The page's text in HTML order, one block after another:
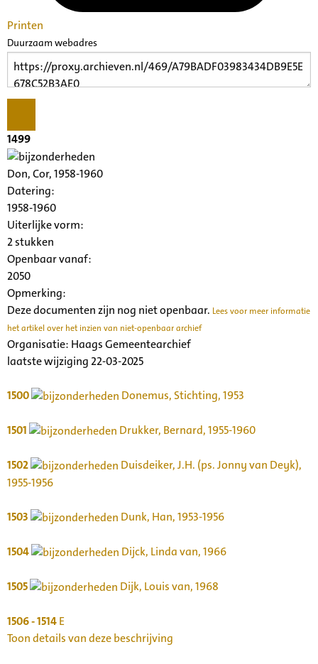
Printen
Duurzaam webadres
1499
Don, Cor, 1958-1960
Datering:
1958-1960
Uiterlijke vorm:
2 stukken
Openbaar vanaf:
2050
Opmerking:
Deze documenten zijn nog niet openbaar. Lees voor meer informatie
het artikel over het inzien van niet-openbaar archief
Organisatie: Haags Gemeentearchief
laatste wijziging 22-03-2025
1500 Donemus, Stichting, 1953
1501 Drukker, Bernard, 1955-1960
1502
Duisdeiker, J.H. (ps. Jonny van Deyk),
1955-1956
1503 Dunk, Han, 1953-1956
1504 Dijck, Linda van, 1966
1505 Dijk, Louis van, 1968
1506 - 1514E
Toon details van deze beschrijving